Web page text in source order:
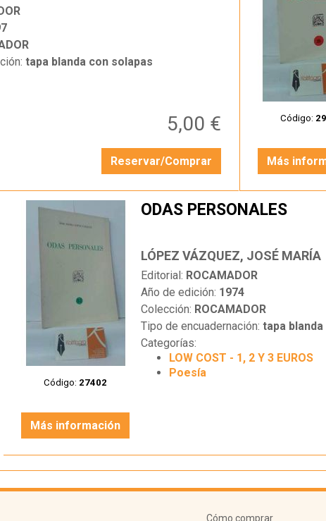
tapa blanda con solapas
5,00 €
Reservar/Comprar
Código:
Más
Código: 27402
ODAS PERSONALES
LÓPEZ VÁZQUEZ, JOSÉ MARÍA
Editorial: ROCAMADOR
Año de edición: 1974
Colección: ROCAMADOR
Tipo de encuadernación: tapa
Categorías:
LOW COST - 1, 2 Y 3 EUROS
Poesía
Más información
Cómo comprar